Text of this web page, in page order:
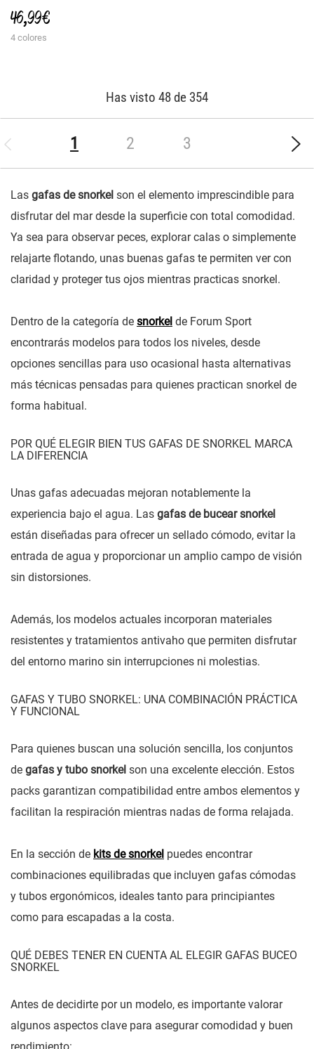
46,99 €
4 colores
Has visto 48 de 354
1 (current)
2 3
Las gafas de snorkel son el elemento imprescindible para
disfrutar del mar desde la superficie con total comodidad.
Ya sea para observar peces, explorar calas o simplemente
relajarte flotando, unas buenas gafas te permiten ver con
claridad y proteger tus ojos mientras practicas snorkel.
Dentro de la categoría de snorkel de Forum Sport
encontrarás modelos para todos los niveles, desde
opciones sencillas para uso ocasional hasta alternativas
más técnicas pensadas para quienes practican snorkel de
forma habitual.
POR QUÉ ELEGIR BIEN TUS GAFAS DE SNORKEL MARCA
LA DIFERENCIA
Unas gafas adecuadas mejoran notablemente la
experiencia bajo el agua. Las gafas de bucear snorkel
están diseñadas para ofrecer un sellado cómodo, evitar la
entrada de agua y proporcionar un amplio campo de visión
sin distorsiones.
Además, los modelos actuales incorporan materiales
resistentes y tratamientos antivaho que permiten disfrutar
del entorno marino sin interrupciones ni molestias.
GAFAS Y TUBO SNORKEL: UNA COMBINACIÓN PRÁCTICA
Y FUNCIONAL
Para quienes buscan una solución sencilla, los conjuntos
de gafas y tubo snorkel son una excelente elección. Estos
packs garantizan compatibilidad entre ambos elementos y
facilitan la respiración mientras nadas de forma relajada.
En la sección de kits de snorkel puedes encontrar
combinaciones equilibradas que incluyen gafas cómodas
y tubos ergonómicos, ideales tanto para principiantes
como para escapadas a la costa.
QUÉ DEBES TENER EN CUENTA AL ELEGIR GAFAS BUCEO
SNORKEL
Antes de decidirte por un modelo, es importante valorar
algunos aspectos clave para asegurar comodidad y buen